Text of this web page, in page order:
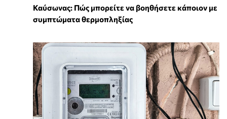
Καύσωνας: Πώς μπορείτε να βοηθήσετε κάποιον με
συμπτώματα θερμοπληξίας